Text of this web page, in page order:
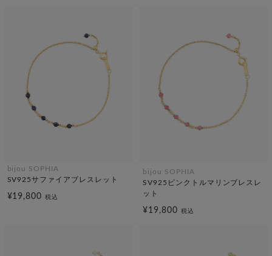
bijou SOPHIA
SV925サファイアブレスレット
¥19,800税込
bijou SOPHIA
SV925ピンクトルマリンブレスレ
ット
¥19,800 税込